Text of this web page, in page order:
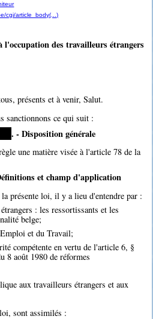
cgi/article_body(...)
des travailleurs étrangers
présents et à venir, Salut.
sanctionnons ce qui suit :
. - Disposition générale
une matière visée à l'article 78 de la
et champ d'application
présente loi, il y a lieu d'entendre par :
: les ressortissants et les
belge;
et du Travail;
compétente en vertu de l'article 6, §
8 août 1980 de réformes
aux travailleurs étrangers et aux
sont assimilés :